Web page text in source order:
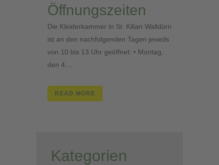
Öffnungszeiten
Die Kleiderkammer in St. Kilian Walldürn
ist an den nachfolgenden Tagen jeweils
von 10 bis 13 Uhr geöffnet: • Montag,
den 4....
READ MORE
Kategorien